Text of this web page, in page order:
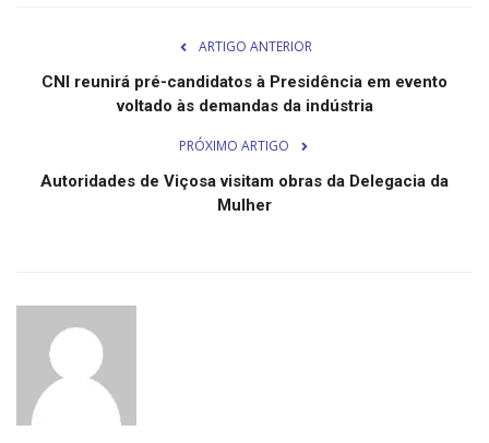
ARTIGO ANTERIOR
CNI reunirá pré-candidatos à Presidência em evento
voltado às demandas da indústria
PRÓXIMO ARTIGO
Autoridades de Viçosa visitam obras da Delegacia da
Mulher